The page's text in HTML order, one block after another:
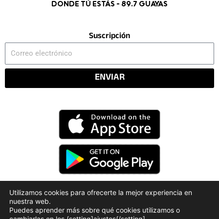
DONDE TÚ ESTÁS - 89.7 GUAYAS
Suscripción
ENVIAR
Código Deontológico
Políticas de Privacidad
Utilizamos cookies para ofrecerte la mejor experiencia en
nuestra web.
Puedes aprender más sobre qué cookies utilizamos o